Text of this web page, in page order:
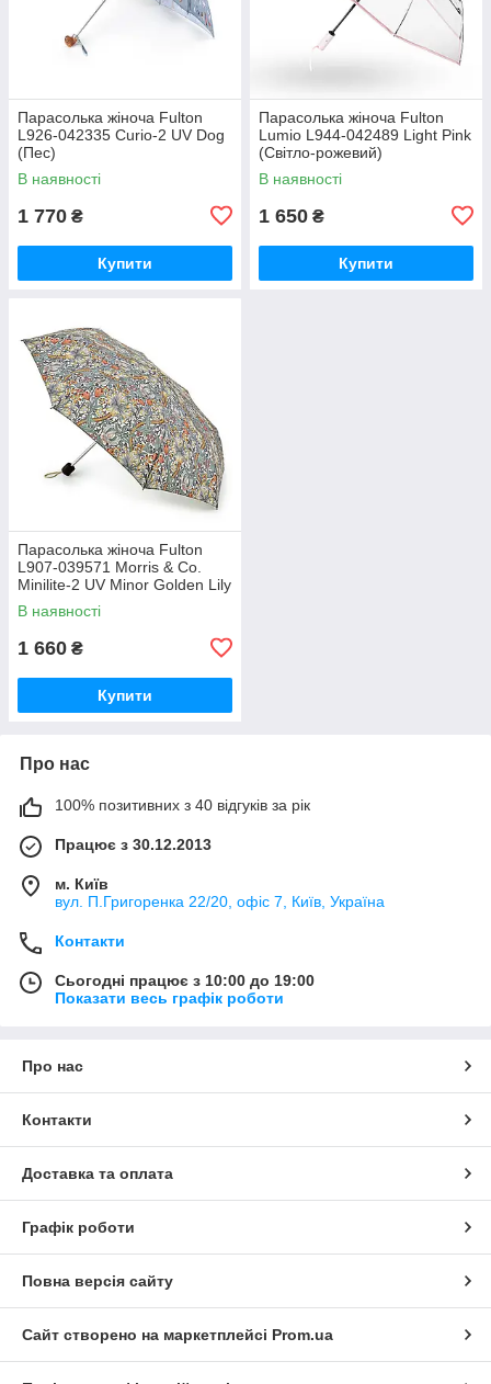
Парасолька жіноча Fulton
L926-042335 Curio-2 UV Dog
(Пес)
В наявності
1 770 ₴
Купити
Парасолька жіноча Fulton
Lumio L944-042489 Light Pink
(Світло-рожевий)
В наявності
1 650 ₴
Купити
Парасолька жіноча Fulton
L907-039571 Morris & Co.
Minilite-2 UV Minor Golden Lily
Slate Manilla (Золота лілія)
В наявності
1 660 ₴
Купити
Про нас
100% позитивних з 40 відгуків за рік
Працює з 30.12.2013
м. Київ
вул. П.Григоренка 22/20, офіс 7, Київ, Україна
Контакти
Сьогодні працює з 10:00 до 19:00
Показати весь графік роботи
Про нас
Контакти
Доставка та оплата
Графік роботи
Повна версія сайту
Сайт створено на маркетплейсі Prom.ua